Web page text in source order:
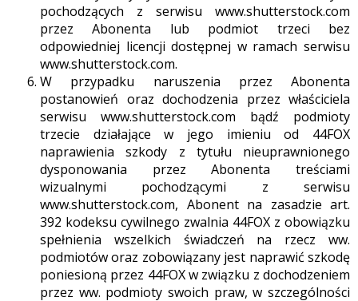
pochodzących z serwisu www.shutterstock.com
przez Abonenta lub podmiot trzeci bez
odpowiedniej licencji dostępnej w ramach serwisu
www.shutterstock.com.
W przypadku naruszenia przez Abonenta
postanowień oraz dochodzenia przez właściciela
serwisu www.shutterstock.com bądź podmioty
trzecie działające w jego imieniu od 44FOX
naprawienia szkody z tytułu nieuprawnionego
dysponowania przez Abonenta treściami
wizualnymi pochodzącymi z serwisu
www.shutterstock.com, Abonent na zasadzie art.
392 kodeksu cywilnego zwalnia 44FOX z obowiązku
spełnienia wszelkich świadczeń na rzecz ww.
podmiotów oraz zobowiązany jest naprawić szkodę
poniesioną przez 44FOX w związku z dochodzeniem
przez ww. podmioty swoich praw, w szczególności